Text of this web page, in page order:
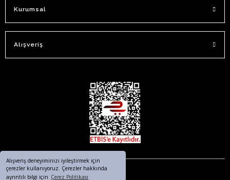
Alışveriş deneyiminizi iyileştirmek için
çerezler kullanıyoruz. Çerezler hakkında
ayrıntılı bilgi için Çerez Politikası
Kurumsal
Alışveriş